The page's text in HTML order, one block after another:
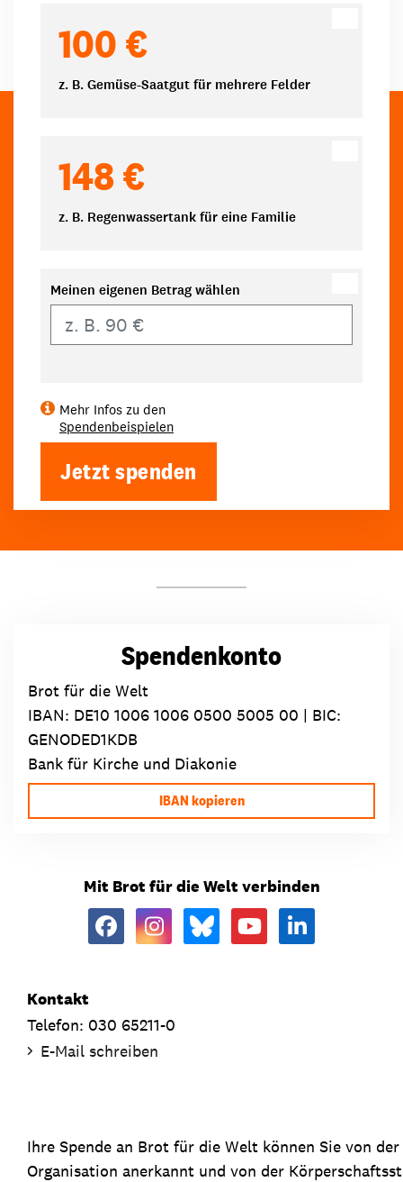
100 €
z. B. Gemüse-Saatgut für mehrere Felder
148 €
z. B. Regenwassertank für eine Familie
Meinen eigenen Betrag wählen
Mehr Infos zu den
Spendenbeispielen
Jetzt spenden
Spendenkonto
Brot für die Welt
IBAN: DE10 1006 1006 0500 5005 00 | BIC:
GENODED1KDB
Bank für Kirche und Diakonie
IBAN kopieren
Mit Brot für die Welt verbinden
Kontakt
Telefon: 030 65211-0
E-Mail schreiben
Ihre Spende an Brot für die Welt können Sie von
Organisation anerkannt und von der